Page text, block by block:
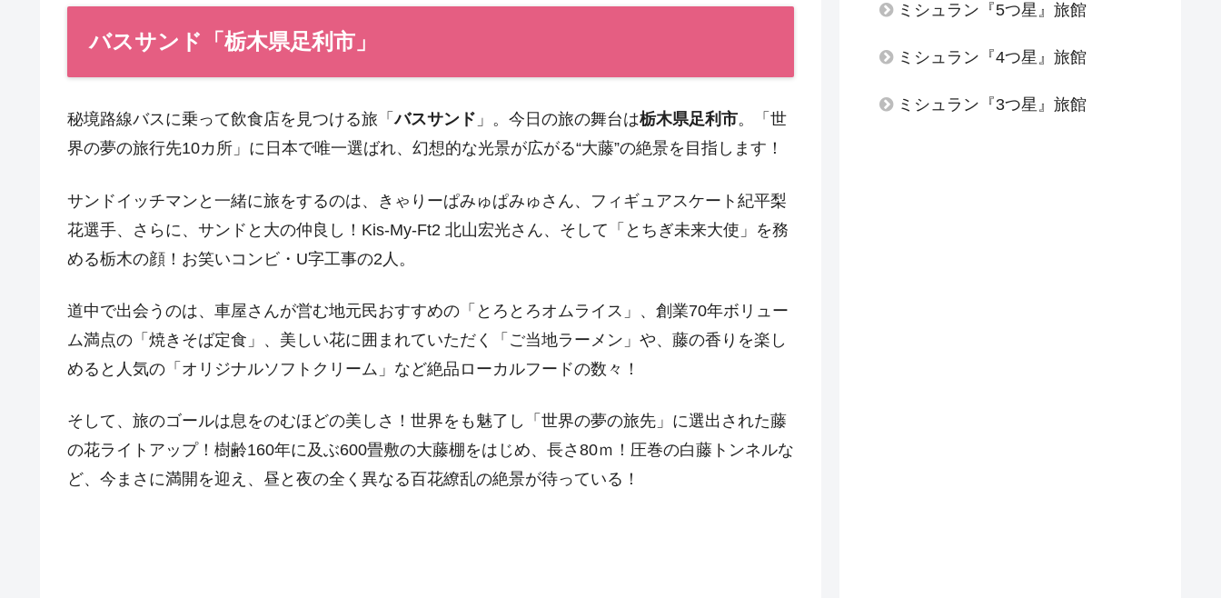
バスサンド「栃木県足利市」
秘境路線バスに乗って飲食店を見つける旅「バスサンド 」。今日の旅の舞台は栃木県足利市。「世
界の夢の旅行先10カ所」に日本で唯一選ばれ、幻想的な光景が広がる“大藤”の絶景を目指します！
サンドイッチマンと一緒に旅をするのは、きゃりーぱみゅぱみゅさん、フィギュアスケート紀平梨
花選手、さらに、サンドと大の仲良し！Kis-My-Ft2 北山宏光さん、そして「とちぎ未来大使」を務
める栃木の顔！お笑いコンビ・U字工事の2人。
道中で出会うのは、車屋さんが営む地元民おすすめの「とろとろオムライス」、創業70年ボリュー
ム満点の「焼きそば定食」、美しい花に囲まれていただく「ご当地ラーメン」や、藤の香りを楽し
めると人気の「オリジナルソフトクリーム」など絶品ローカルフードの数々！
そして、旅のゴールは息をのむほどの美しさ！世界をも魅了し「世界の夢の旅先」に選出された藤
の花ライトアップ！樹齢160年に及ぶ600畳敷の大藤棚をはじめ、長さ80ｍ！圧巻の白藤トンネルな
ど、今まさに満開を迎え、昼と夜の全く異なる百花繚乱の絶景が待っている！
ミシュラン『5つ星』旅館
ミシュラン『4つ星』旅館
ミシュラン『3つ星』旅館